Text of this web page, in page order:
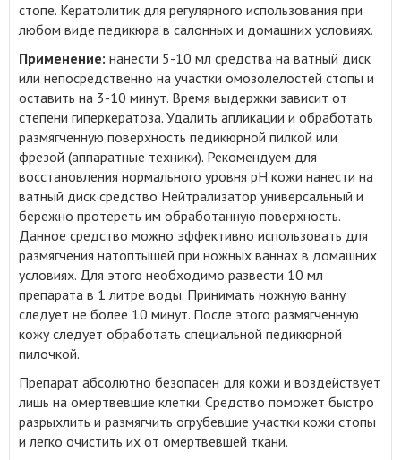
стопе. Кератолитик для регулярного использования при
любом виде педикюра в салонных и домашних условиях.
Применение: нанести 5-10 мл средства на ватный диск
или непосредственно на участки омозолелостей стопы и
оставить на 3-10 минут. Время выдержки зависит от
степени гиперкератоза. Удалить апликации и обработать
размягченную поверхность педикюрной пилкой или
фрезой (аппаратные техники). Рекомендуем для
восстановления нормального уровня рН кожи нанести на
ватный диск средство Нейтрализатор универсальный и
бережно протереть им обработанную поверхность.
Данное средство можно эффективно использовать для
размягчения натоптышей при ножных ваннах в домашних
условиях. Для этого необходимо развести 10 мл
препарата в 1 литре воды. Принимать ножную ванну
следует не более 10 минут. После этого размягченную
кожу следует обработать специальной педикюрной
пилочкой.
Препарат абсолютно безопасен для кожи и воздействует
лишь на омертвевшие клетки. Средство поможет быстро
разрыхлить и размягчить огрубевшие участки кожи стопы
и легко очистить их от омертвевшей ткани.